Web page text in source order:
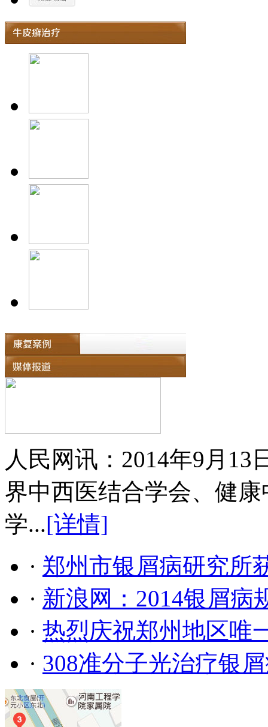
人民网讯：2014年9月
界中西医结合学会、健
学...[详情]
· 郑州市银屑病研究所
· 新浪网：2014银屑病
· 热烈庆祝郑州地区唯
· 308准分子光治疗银